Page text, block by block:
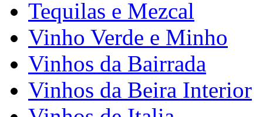
Tequilas e Mezcal
Vinho Verde e Minho
Vinhos da Bairrada
Vinhos da Beira Interior